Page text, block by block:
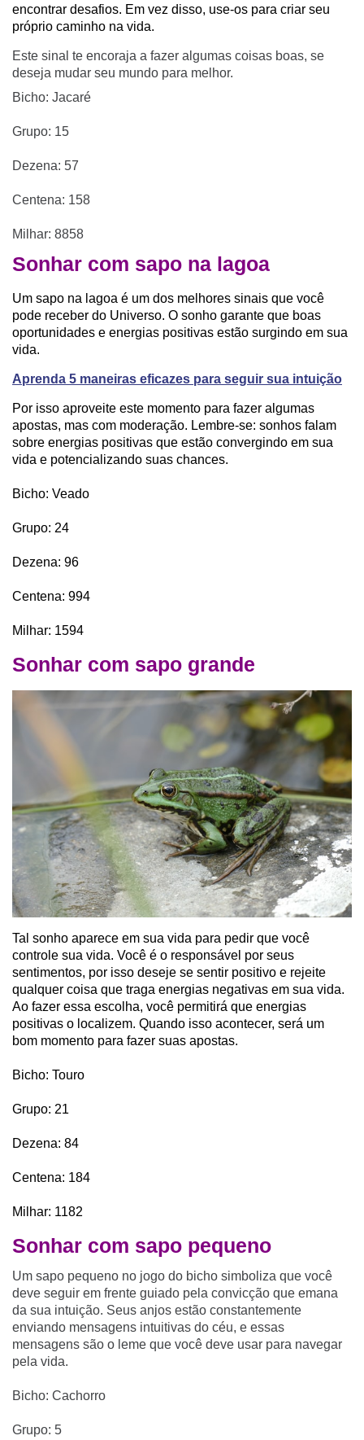
encontrar desafios. Em vez disso, use-os para criar seu
próprio caminho na vida.
Este sinal te encoraja a fazer algumas coisas boas, se
deseja mudar seu mundo para melhor.
Bicho: Jacaré
Grupo: 15
Dezena: 57
Centena: 158
Milhar: 8858
Sonhar com sapo na lagoa
Um sapo na lagoa é um dos melhores sinais que você
pode receber do Universo. O sonho garante que boas
oportunidades e energias positivas estão surgindo em sua
vida.
Aprenda 5 maneiras eficazes para seguir sua intuição
Por isso aproveite este momento para fazer algumas
apostas, mas com moderação. Lembre-se: sonhos falam
sobre energias positivas que estão convergindo em sua
vida e potencializando suas chances.
Bicho: Veado
Grupo: 24
Dezena: 96
Centena: 994
Milhar: 1594
Sonhar com sapo grande
Tal sonho aparece em sua vida para pedir que você
controle sua vida. Você é o responsável por seus
sentimentos, por isso deseje se sentir positivo e rejeite
qualquer coisa que traga energias negativas em sua vida.
Ao fazer essa escolha, você permitirá que energias
positivas o localizem. Quando isso acontecer, será um
bom momento para fazer suas apostas.
Bicho: Touro
Grupo: 21
Dezena: 84
Centena: 184
Milhar: 1182
Sonhar com sapo pequeno
Um sapo pequeno no jogo do bicho simboliza que você
deve seguir em frente guiado pela convicção que emana
da sua intuição. Seus anjos estão constantemente
enviando mensagens intuitivas do céu, e essas
mensagens são o leme que você deve usar para navegar
pela vida.
Bicho: Cachorro
Grupo: 5